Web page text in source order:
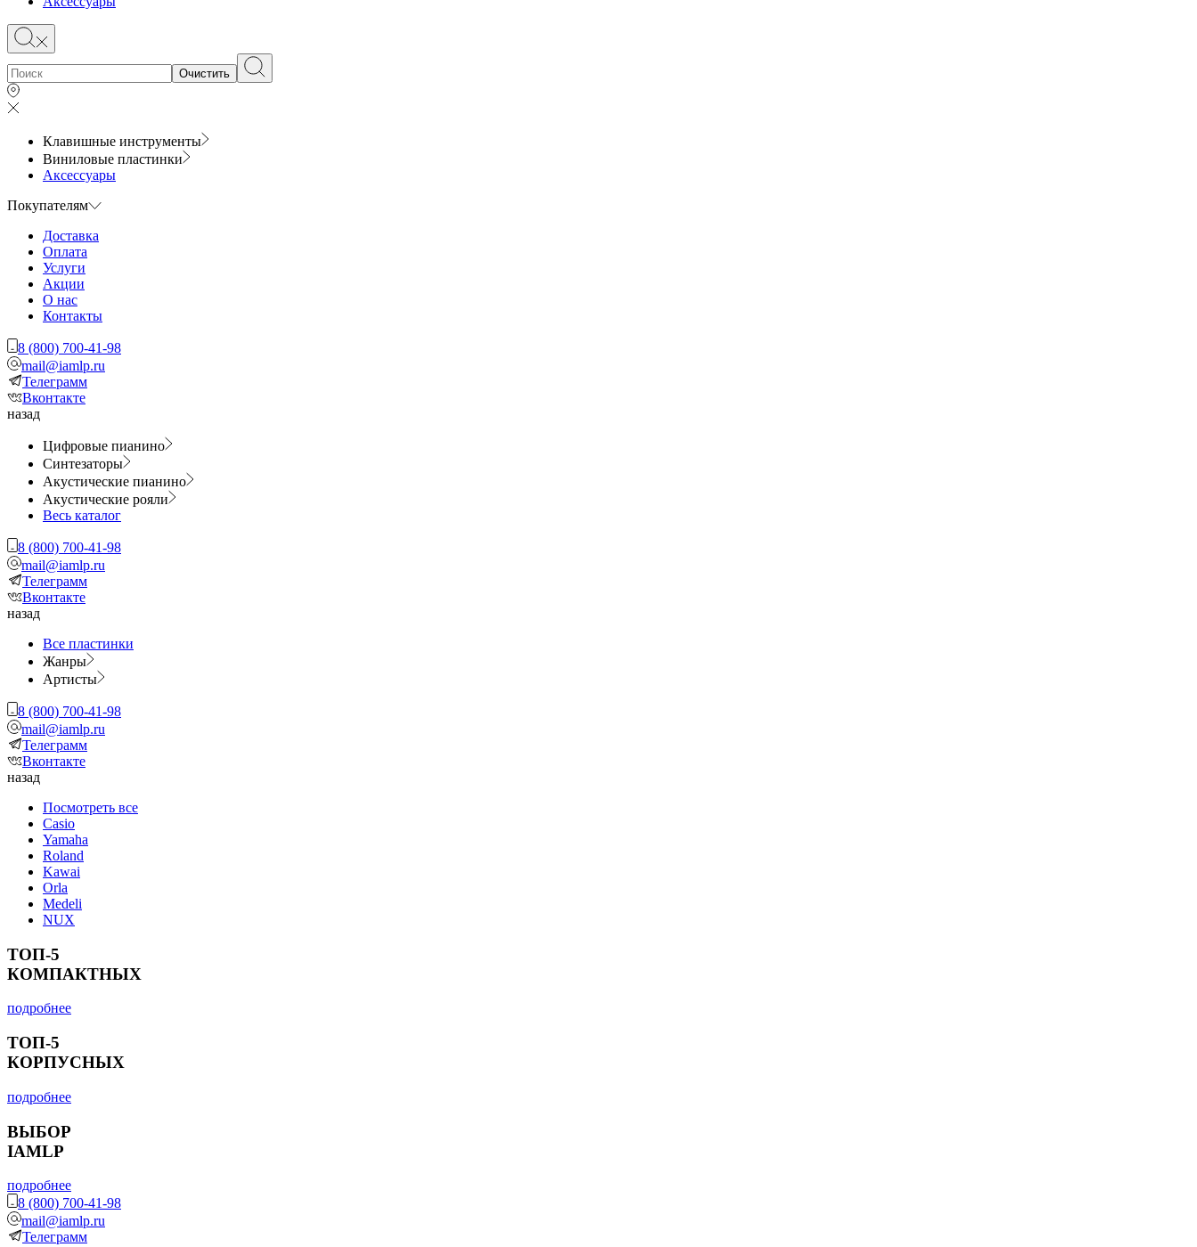
Очистить
Клавишные инструменты
Виниловые пластинки
Аксессуары
Покупателям
Доставка
Оплата
Услуги
Акции
О нас
Контакты
8 (800) 700-41-98
mail@iamlp.ru
Телеграмм
Вконтакте
назад
Цифровые пианино
Синтезаторы
Акустические пианино
Акустические рояли
Весь каталог
8 (800) 700-41-98
mail@iamlp.ru
Телеграмм
Вконтакте
назад
Все пластинки
Жанры
Артисты
8 (800) 700-41-98
mail@iamlp.ru
Телеграмм
Вконтакте
назад
Посмотреть все
Casio
Yamaha
Roland
Kawai
Orla
Medeli
NUX
ТОП-5
КОМПАКТНЫХ
подробнее
ТОП-5
КОРПУСНЫХ
подробнее
ВЫБОР
IAMLP
подробнее
8 (800) 700-41-98
mail@iamlp.ru
Телеграмм